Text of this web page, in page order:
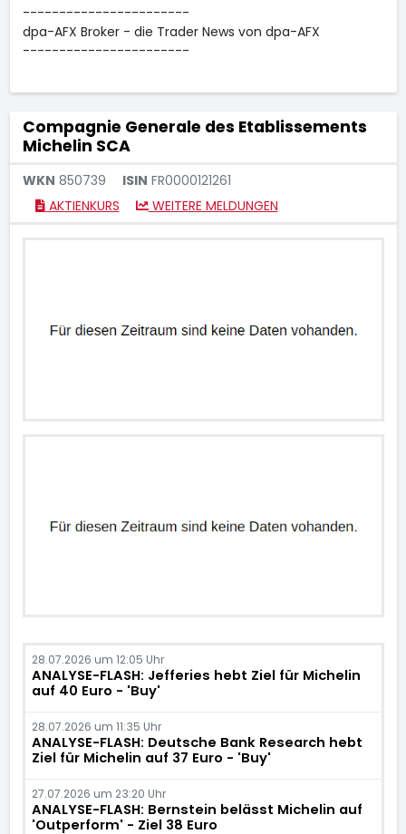
-----------------------
dpa-AFX Broker - die Trader News von dpa-AFX
-----------------------
Compagnie Generale des Etablissements
Michelin SCA
WKN 850739 ISIN FR0000121261
AKTIENKURS
WEITERE MELDUNGEN
28.07.2026 um 12:05 Uhr
ANALYSE-FLASH: Jefferies hebt Ziel für Michelin
auf 40 Euro - 'Buy'
28.07.2026 um 11:35 Uhr
ANALYSE-FLASH: Deutsche Bank Research hebt
Ziel für Michelin auf 37 Euro - 'Buy'
27.07.2026 um 23:20 Uhr
ANALYSE-FLASH: Bernstein belässt Michelin auf
'Outperform' - Ziel 38 Euro